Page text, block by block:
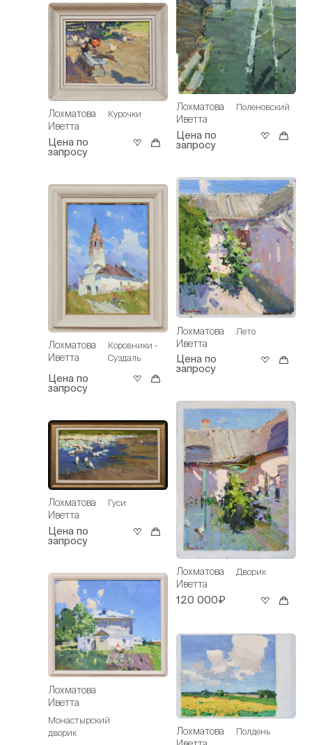
Лохматова
Иветта
Курочки
Цена по
запросу
Лохматова
Иветта
Коровники -
Суздаль
Цена по
запросу
Лохматова
Иветта
Гуси
Цена по
запросу
Лохматова
Иветта
Монастырский
дворик
Лохматова
Иветта
Поленовский
Цена по
запросу
Лохматова
Иветта
Лето
Цена по
запросу
Лохматова
Иветта
Дворик
120 000₽
Лохматова
Полдень